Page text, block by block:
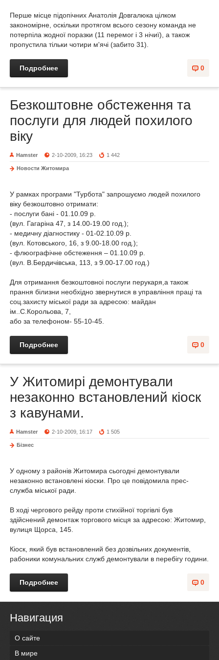
Перше місце підопічних Анатолія Довгалюка цілком
закономірне, оскільки протягом всього сезону команда не
потерпіла жодної поразки (11 перемог і 3 нічиї), а також
пропустила тільки чотири м'ячі (забито 31).
0
Подробнее
Безкоштовне обстеження та
послуги для людей похилого
віку
Hamster 2-10-2009, 16:23 1 442
Новости Житомира
У рамках програми "Турбота" запрошуємо людей похилого
віку безкоштовно отримати:
- послуги бані - 01.10.09 р.
(вул. Гагаріна 47, з 14.00-19.00 год.);
- медичну діагностику - 01-02.10.09 р.
(вул. Котовського, 16, з 9.00-18.00 год.);
- флюографічне обстеження – 01.10.09 р.
(вул. В.Бердичівська, 113, з 9.00-17.00 год.)
Для отримання безкоштовноі послуги перукаря,а також
прання білизни необхідно звернутися в управління праці та
соц.захисту міської ради за адресою: майдан
ім..С.Корольова, 7,
або за телефоном- 55-10-45.
0
Подробнее
У Житомирі демонтували
незаконно встановлений кіоск
з кавунами.
Hamster 2-10-2009, 16:17 1 505
Бізнес
У одному з районів Житомира сьогодні демонтували
незаконно встановлені кіоски. Про це повідомила прес-
служба міської ради.
В ході чергового рейду проти стихійної торгівлі був
здійснений демонтаж торгового місця за адресою: Житомир,
вулиця Щорса, 145.
Кіоск, який був встановлений без дозвільних документів,
рабоники комунальних служб демонтували в перебігу години.
0
Подробнее
Навигация
О сайте
В мире